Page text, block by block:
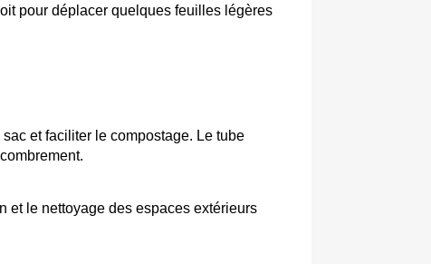
pour déplacer quelques feuilles légères
et faciliter le compostage. Le tube
et le nettoyage des espaces extérieurs